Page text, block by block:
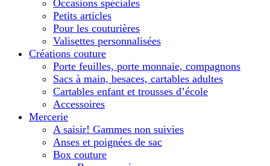
Occasions spéciales
Petits articles
Pour les couturières
Valisettes personnalisées
Créations couture
Porte feuilles, porte monnaie, compagnons
Sacs à main, besaces, cartables adultes
Cartables enfant et trousses d’école
Accessoires
Mercerie
A saisir! Gammes non suivies
Anses et poignées de sac
Box couture